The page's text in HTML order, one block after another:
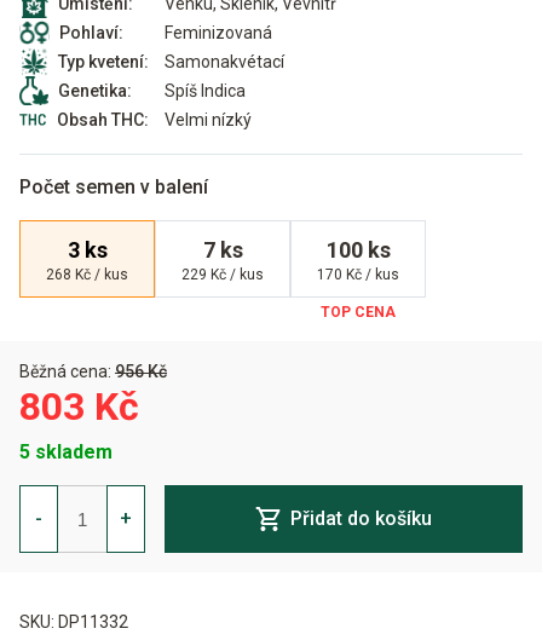
Pohlaví:
Feminizovaná
Typ kvetení:
Samonakvétací
Genetika:
Spíš Indica
Obsah THC:
Velmi nízký
Počet semen v balení
3 ks
268 Kč / kus
7 ks
229 Kč / kus
100 ks
170 Kč / kus
Běžná cena: 956 Kč
803 Kč
5 skladem
-
Blackberry
Kush
CBD
Auto
+ Přidat do košíku
SKU: DP11332